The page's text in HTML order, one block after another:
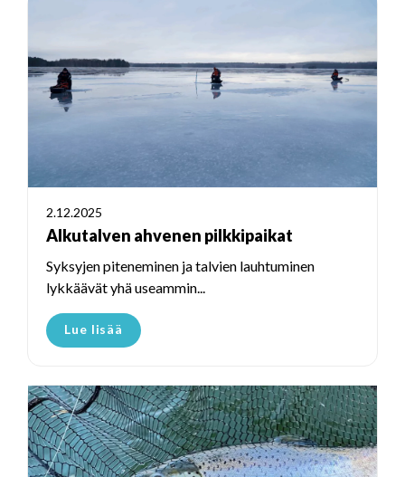
2.12.2025
Alkutalven ahvenen pilkkipaikat
Syksyjen piteneminen ja talvien lauhtuminen
lykkäävät yhä useammin...
Lue lisää